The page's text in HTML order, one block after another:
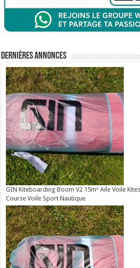
Dernières annonces
GIN Kiteboarding Boom V2 15m² Aile Voile
Course Voile Sport Nautique